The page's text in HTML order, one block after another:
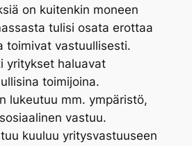
on kuitenkin moneen
tulisi osata erottaa
toimivat vastuullisesti.
yritykset haluavat
toimijoina.
lukeutuu mm. ympäristö,
vastuu.
kuuluu yritysvastuuseen